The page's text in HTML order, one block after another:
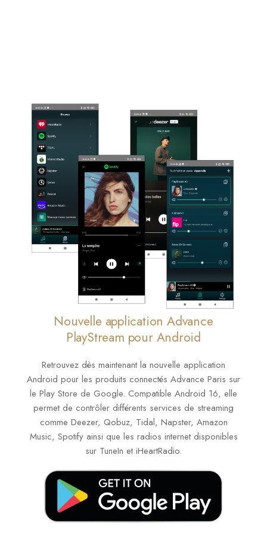
Nouvelle application Advance
PlayStream pour Android
Retrouvez dès maintenant la nouvelle application
Android pour les produits connectés Advance Paris sur
le Play Store de Google. Compatible Android 16, elle
permet de contrôler différents services de streaming
comme Deezer, Qobuz, Tidal, Napster, Amazon
Music, Spotify ainsi que les radios internet disponibles
sur TuneIn et iHeartRadio.